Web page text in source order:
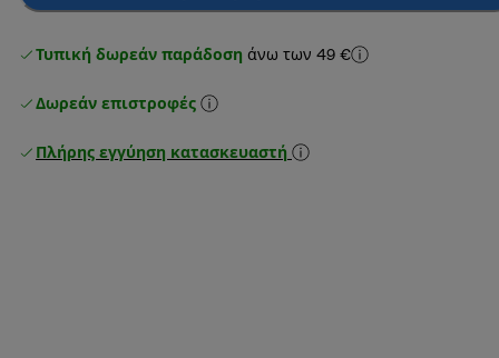
Τυπική δωρεάν παράδοση άνω των 49 €
Δωρεάν επιστροφές
Πλήρης εγγύηση κατασκευαστή